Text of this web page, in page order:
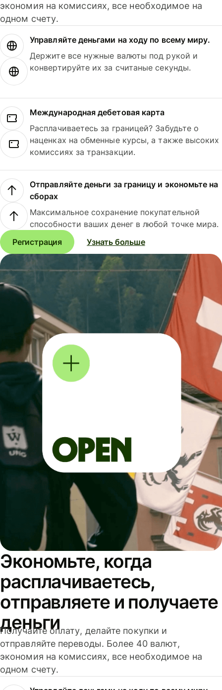
экономия на комиссиях, все необходимое на
одном счету.
Управляйте деньгами на ходу по всему миру.
Держите все нужные валюты под рукой и
конвертируйте их за считаные секунды.
Международная дебетовая карта
Расплачиваетесь за границей? Забудьте о
наценках на обменные курсы, а также высоких
комиссиях за транзакции.
Отправляйте деньги за границу и экономьте на
сборах
Максимальное сохранение покупательной
способности ваших денег в любой точке мира.
Регистрация
Узнать больше
Экономьте, когда
расплачиваетесь,
отправляете и получаете
деньги
Получайте оплату, делайте покупки и
отправляйте переводы. Более 40 валют,
экономия на комиссиях, все необходимое на
одном счету.